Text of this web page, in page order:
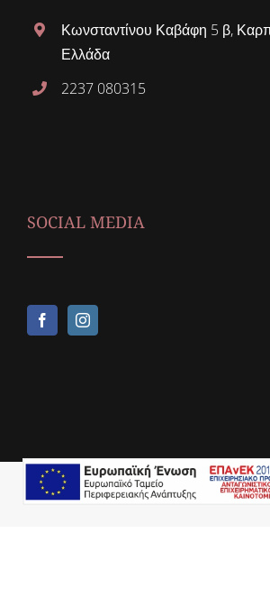
Κωνσταντίνου Καβάφη 5 β,
Ελλάδα
2237 080315
SOCIAL MEDIA
Copyright © 2018, Icop Web